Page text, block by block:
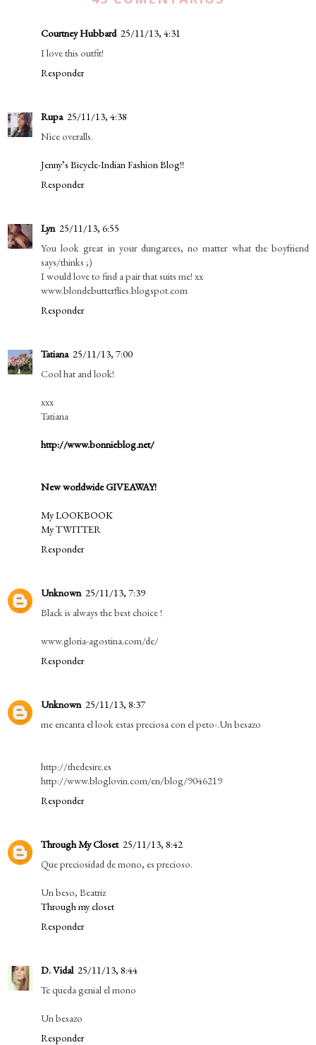
Courtney Hubbard 25/11/13, 4:31
I love this outfit!
Responder
Rupa 25/11/13, 4:38
Nice overalls.
Jenny’s Bicycle-Indian Fashion Blog!!
Responder
Lyn 25/11/13, 6:55
You look great in your dungarees, no matter what the boyfriend
says/thinks ;)
I would love to find a pair that suits me! xx
www.blondebutterflies.blogspot.com
Responder
Tatiana 25/11/13, 7:00
Cool hat and look!
xxx
Tatiana
http://www.bonnieblog.net/
New worldwide GIVEAWAY!
My LOOKBOOK
My TWITTER
Responder
Unknown 25/11/13, 7:39
Black is always the best choice !
www.gloria-agostina.com/de/
Responder
Unknown 25/11/13, 8:37
me encanta el look estas preciosa con el peto-.Un besazo
http://thedesire.es
http://www.bloglovin.com/en/blog/9046219
Responder
Through My Closet 25/11/13, 8:42
Que preciosidad de mono, es precioso.
Un beso, Beatriz
Through my closet
Responder
D. Vidal 25/11/13, 8:44
Te queda genial el mono
Un besazo
Responder